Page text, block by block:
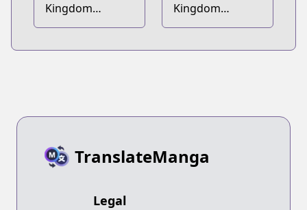
Kingdom
Soushuuhen
Kingdom
Bangai-hen
TranslateManga
Legal